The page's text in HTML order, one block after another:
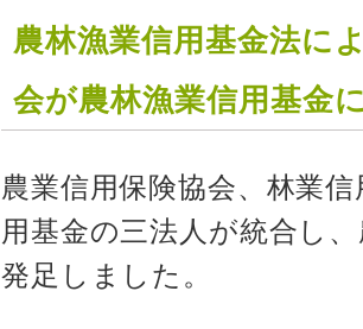
農林漁業信用基金法に
会が農林漁業信用基金
農業信用保険協会、林業
用基金の三法人が統合し
発足しました。